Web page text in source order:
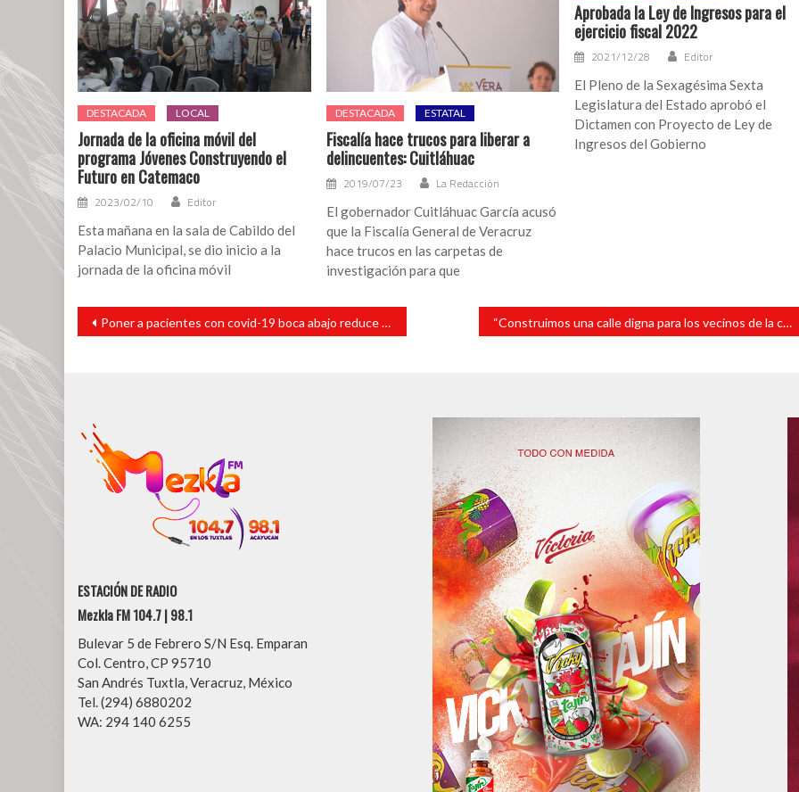
DESTACADA LOCAL
Jornada de la oficina móvil del
programa Jóvenes Construyendo el
Futuro en Catemaco
2023/02/10 Editor
Esta mañana en la sala de Cabildo del
Palacio Municipal, se dio inicio a la
jornada de la oficina móvil
DESTACADA ESTATAL
Fiscalía hace trucos para liberar a
delincuentes: Cuitláhuac
2019/07/23 La Redacción
El gobernador Cuitláhuac García acusó
que la Fiscalía General de Veracruz
hace trucos en las carpetas de
investigación para que
Aprobada la Ley de Ingresos para el
ejercicio fiscal 2022
2021/12/28 Editor
El Pleno de la Sexagésima Sexta
Legislatura del Estado aprobó el
Dictamen con Proyecto de Ley de
Ingresos del Gobierno
Navegación
entradas
Poner a pacientes con covid-19 boca abajo reduce riesgo de intubación: estudio “Construimos una calle digna para los vecinos de la colonia Lopez Lara”: Tavo Pérez
ESTACIÓN DE RADIO
Mezkla FM 104.7 | 98.1
Bulevar 5 de Febrero S/N Esq. Emparan
Col. Centro, CP 95710
San Andrés Tuxtla, Veracruz, México
Tel. (294) 6880202
WA: 294 140 6255